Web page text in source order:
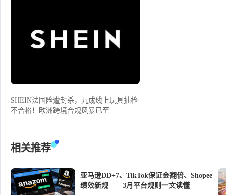
SHEIN法国险遭封杀，九成线上玩具抽检
不合格！欧洲跨境合规风暴已至
相关推荐
亚马逊DD+7、TikTok保证金翻倍、Shopee
绩效新规——3月平台规则一文读懂